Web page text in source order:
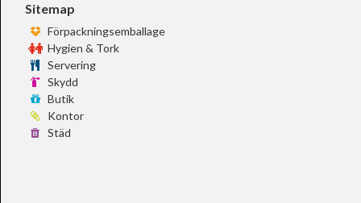
Sitemap
Förpackningsemballage
Hygien & Tork
Servering
Skydd
Butik
Kontor
Städ